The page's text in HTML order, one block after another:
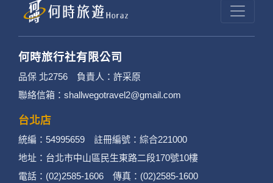
何時旅行社有限公司
品保 北2756 負責人：許采原
聯絡信箱：shallwegotravel2@gmail.com
台北店
統編：54995659 註冊編號：綜合221000
地址：台北市中山區民生東路二段170號10樓
電話：(02)2585-1606 傳真：(02)2585-1600